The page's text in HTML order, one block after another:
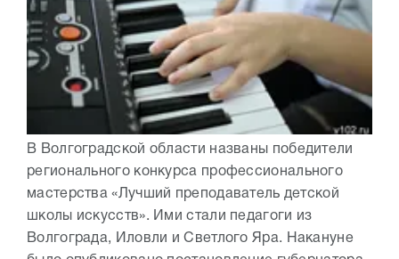
В Волгоградской области названы победители
регионального конкурса профессионального
мастерства «Лучший преподаватель детской
школы искусств». Ими стали педагоги из
Волгограда, Иловли и Светлого Яра. Накануне